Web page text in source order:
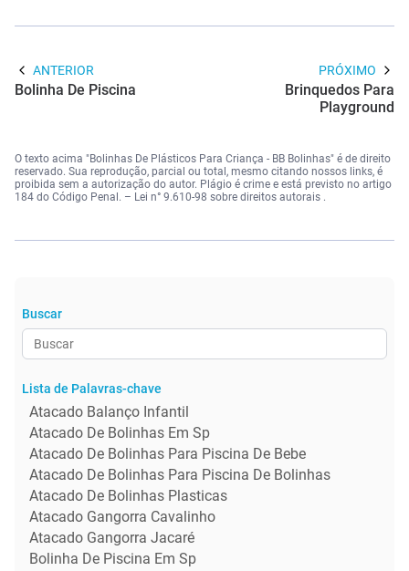
ANTERIOR
Bolinha De Piscina
PRÓXIMO
Brinquedos Para
Playground
O texto acima "Bolinhas De Plásticos Para Criança - BB Bolinhas" é de direito
reservado. Sua reprodução, parcial ou total, mesmo citando nossos links, é
proibida sem a autorização do autor. Plágio é crime e está previsto no artigo
184 do Código Penal. – Lei n° 9.610-98 sobre direitos autorais .
Buscar
Lista de Palavras-chave
Atacado Balanço Infantil
Atacado De Bolinhas Em Sp
Atacado De Bolinhas Para Piscina De Bebe
Atacado De Bolinhas Para Piscina De Bolinhas
Atacado De Bolinhas Plasticas
Atacado Gangorra Cavalinho
Atacado Gangorra Jacaré
Bolinha De Piscina Em Sp